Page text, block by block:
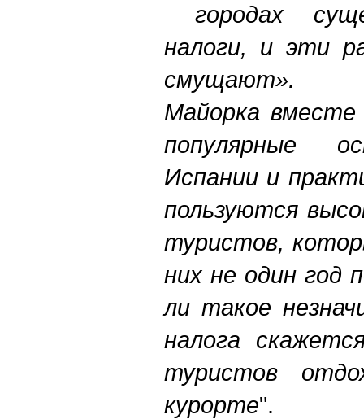
городах
налоги, и эти
смущают».
Майорка
популярные
Испании и
пользуются
туристов,
них не один год
ли такое
налога
туристов
курорте".